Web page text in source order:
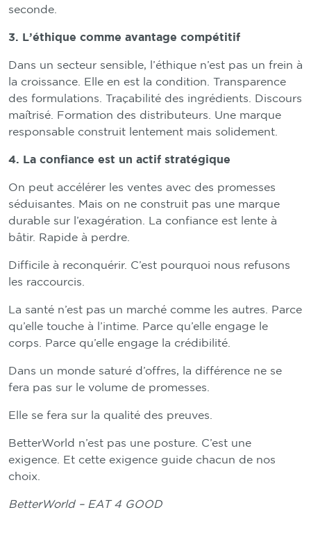
seconde.
3. L’éthique comme avantage compétitif
Dans un secteur sensible, l’éthique n’est pas un frein à
la croissance. Elle en est la condition. Transparence
des formulations. Traçabilité des ingrédients. Discours
maîtrisé. Formation des distributeurs. Une marque
responsable construit lentement mais solidement.
4. La confiance est un actif stratégique
On peut accélérer les ventes avec des promesses
séduisantes. Mais on ne construit pas une marque
durable sur l’exagération. La confiance est lente à
bâtir. Rapide à perdre.
Difficile à reconquérir. C’est pourquoi nous refusons
les raccourcis.
La santé n’est pas un marché comme les autres. Parce
qu’elle touche à l’intime. Parce qu’elle engage le
corps. Parce qu’elle engage la crédibilité.
Dans un monde saturé d’offres, la différence ne se
fera pas sur le volume de promesses.
Elle se fera sur la qualité des preuves.
BetterWorld n’est pas une posture. C’est une
exigence. Et cette exigence guide chacun de nos
choix.
BetterWorld – EAT 4 GOOD